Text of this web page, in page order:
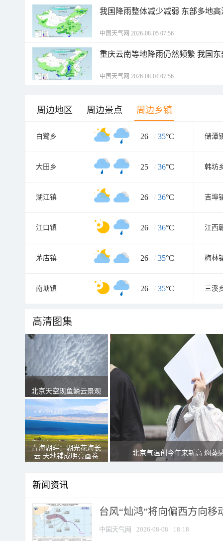
我国降雨整体减少减弱 东部多地
中国天气网 2026-08-05 07:56
重庆云南等地降雨仍然频繁 我国
中国天气网 2026-08-04 07:56
周边地区 周边景点 周边乡镇
白鹭乡 26 / 35°C 储潭
大田乡 25 / 36°C 韩坊
湖江镇 26 / 36°C 吉埠
江口镇 26 / 36°C
茅店镇 26 / 35°C 梅林
南塘镇 26 / 35°C 三溪
高清图集
北京天空现鱼鳞云景观
青海湖畔：湖光花海长
云 天地铺成明亮画卷
北京气温创今年来新高 焖蒸
新闻资讯
台风“灿鸿”将向偏西方向移
中国天气网 2026-08-08 18:18